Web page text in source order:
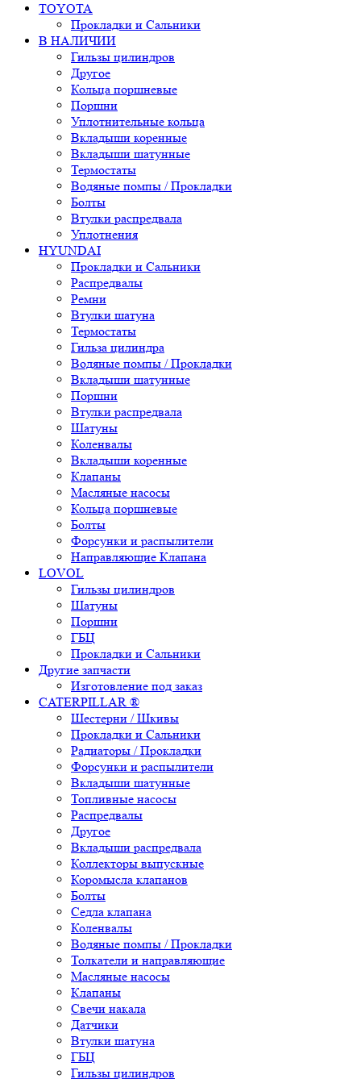
TOYOTA
Прокладки и Сальники
В НАЛИЧИИ
Гильзы цилиндров
Другое
Кольца поршневые
Поршни
Уплотнительные кольца
Вкладыши коренные
Вкладыши шатунные
Термостаты
Водяные помпы / Прокладки
Болты
Втулки распредвала
Уплотнения
HYUNDAI
Прокладки и Сальники
Распредвалы
Ремни
Втулки шатуна
Термостаты
Гильза цилиндра
Водяные помпы / Прокладки
Вкладыши шатунные
Поршни
Втулки распредвала
Шатуны
Коленвалы
Вкладыши коренные
Клапаны
Масляные насосы
Кольца поршневые
Болты
Форсунки и распылители
Направляющие Клапана
LOVOL
Гильзы цилиндров
Шатуны
Поршни
ГБЦ
Прокладки и Сальники
Другие запчасти
Изготовление под заказ
CATERPILLAR ®
Шестерни / Шкивы
Прокладки и Сальники
Радиаторы / Прокладки
Форсунки и распылители
Вкладыши шатунные
Топливные насосы
Распредвалы
Другое
Вкладыши распредвала
Коллекторы выпускные
Коромысла клапанов
Болты
Седла клапана
Коленвалы
Водяные помпы / Прокладки
Толкатели и направляющие
Масляные насосы
Клапаны
Свечи накала
Датчики
Втулки шатуна
ГБЦ
Гильзы цилиндров